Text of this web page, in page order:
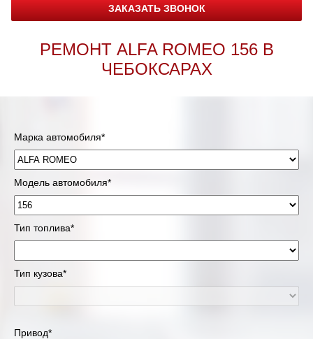
ЗАКАЗАТЬ ЗВОНОК
РЕМОНТ ALFA ROMEO 156 В
ЧЕБОКСАРАХ
Марка автомобиля*
Модель автомобиля*
Тип топлива*
Тип кузова*
Привод*